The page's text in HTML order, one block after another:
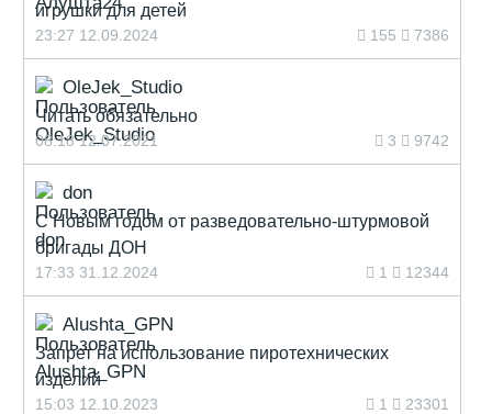
игрушки для детей
23:27 12.09.2024 155 7386
OleJek_Studio
Читать обязательно
08:18 12.07.2021 3 9742
don
С Новым годом от разведовательно-штурмовой
бригады ДОН
17:33 31.12.2024 1 12344
Alushta_GPN
Запрет на использование пиротехнических
изделий
15:03 12.10.2023 1 23301